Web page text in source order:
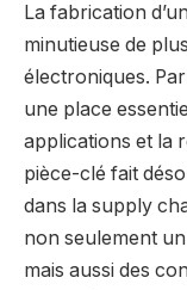
La fabrication
minutieuse de
électroniques.
une place
applications et la
pièce-clé fait
dans la supply
non seulement
mais aussi des